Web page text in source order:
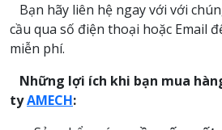
Bạn hãy liên hệ ngay với với
cầu qua số điện thoại hoặc Email
miễn phí.
Những lợi ích khi bạn mua
tyAMECH: